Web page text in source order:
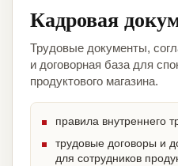
Кадровая
Трудовые документы,
и договорная база для
продуктового магазина.
правила внутреннего
трудовые договоры и
для сотрудников